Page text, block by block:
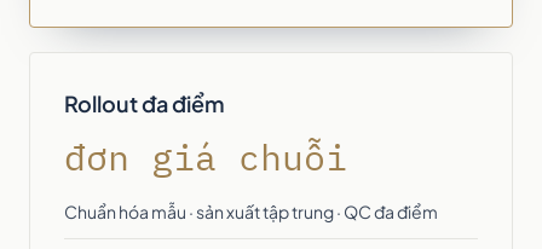
Rollout đa điểm
đơn giá chuỗi
Chuẩn hóa mẫu · sản xuất tập trung · QC đa điểm